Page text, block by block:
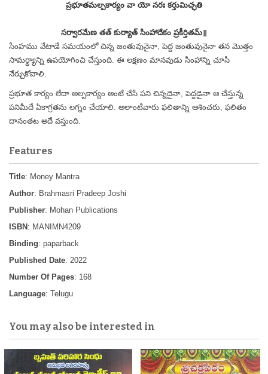
ప్రభూతమల్పకార్యం వా యో నరః కర్తుమిచ్ఛతి
సర్వారమేణ తత్ కుర్యాత్ సింహాదేకం ప్రకీర్తితమ్॥
సింహము వేటాడే సమయంలో చిన్న జంతువునైనా, పెద్ద జంతువునైనా తన మొత్తం
సామర్ధ్యాన్ని ఉపయోగించి చేస్తుంది. ఈ లక్షణం మానవుడు సింహాన్ని చూసి
నేర్చుకోవాలి.
ప్రభూత కార్యం లేదా అల్పకార్యం అంటే చేసే పని చిన్నదైనా, పెద్దడైనా ఆ చేస్తున్న
పనిమీదే ఏకాగ్రతను లగ్నం చేయాలి. అలాంటివారు ఫలితాన్ని ఆశించరు, ఫలితం
దానంతట అదే వస్తుంది.
Features
Title: Money Mantra
Author: Brahmasri Pradeep Joshi
Publisher: Mohan Publications
ISBN : MANIMN4209
Binding: paparback
Published Date: 2022
Number Of Pages: 168
Language: Telugu
You may also be interested in